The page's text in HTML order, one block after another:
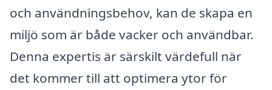
och användningsbehov, kan de skapa en
miljö som är både vacker och användbar.
Denna expertis är särskilt värdefull när
det kommer till att optimera ytor för